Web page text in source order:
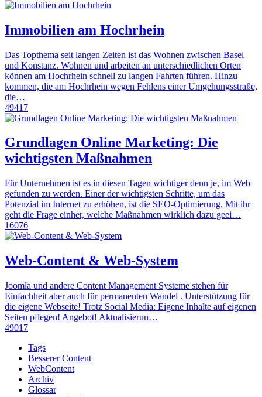
Immobilien am Hochrhein
Das Topthema seit langen Zeiten ist das Wohnen zwischen Basel
und Konstanz. Wohnen und arbeiten an unterschiedlichen Orten
können am Hochrhein schnell zu langen Fahrten führen. Hinzu
kommen, die am Hochrhein wegen Fehlens einer Umgehungsstraße,
die…
49417
Grundlagen Online Marketing: Die
wichtigsten Maßnahmen
Für Unternehmen ist es in diesen Tagen wichtiger denn je, im Web
gefunden zu werden. Einer der wichtigsten Schritte, um das
Potenzial im Internet zu erhöhen, ist die SEO-Optimierung. Mit ihr
geht die Frage einher, welche Maßnahmen wirklich dazu geei…
16076
Web-Content & Web-System
Joomla und andere Content Management Systeme stehen für
Einfachheit aber auch für permanenten Wandel . Unterstützung für
die eigene Webseite! Trotz Social Media: Eigene Inhalte auf eigenen
Seiten pflegen! Angebot! Aktualisierun…
49017
Tags
Besserer Content
WebContent
Archiv
Glossar